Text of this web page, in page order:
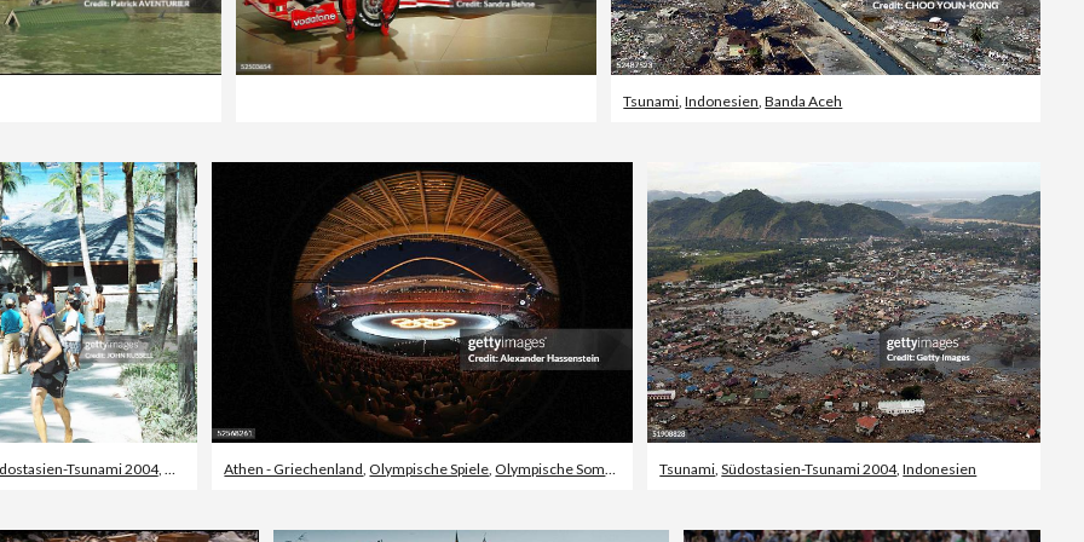
Tsunami ,Indonesien ,Banda Aceh
Tsunami 2004, Athen - Griechenland Olympische Spiele Olympische Sommerspiele 2004 - Athen Tsunami ,Südostasien-Tsunami 2004,Indonesien